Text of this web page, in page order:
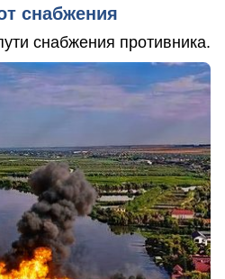
снабжения
снабжения противника.